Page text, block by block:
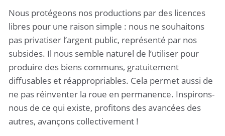
Nous protégeons nos productions par des licences
libres pour une raison simple : nous ne souhaitons
pas privatiser l’argent public, représenté par nos
subsides. Il nous semble naturel de l’utiliser pour
produire des biens communs, gratuitement
diffusables et réappropriables. Cela permet aussi de
ne pas réinventer la roue en permanence. Inspirons-
nous de ce qui existe, profitons des avancées des
autres, avançons collectivement !